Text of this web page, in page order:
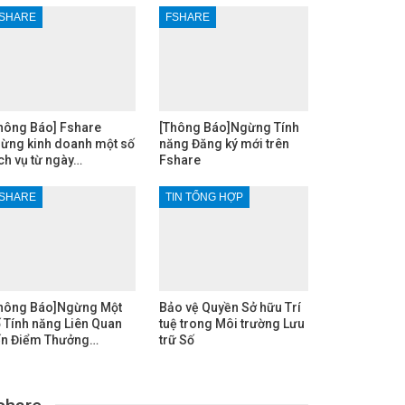
Báo] Fshare
kinh doanh một số
vụ từ ngày…
FSHARE
[Thông Báo]Ngừng Tính
năng Đăng ký mới trên
Fshare
Báo]Ngừng Một
Tính năng Liên Quan
Điểm Thưởng…
TIN TỔNG HỢP
Bảo vệ Quyền Sở hữu Trí
tuệ trong Môi trường Lưu
trữ Số